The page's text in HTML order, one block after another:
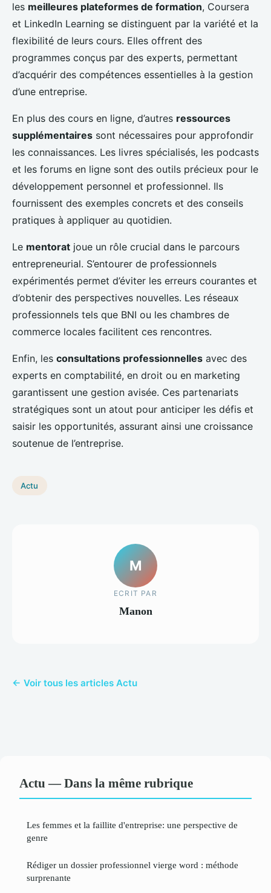
les meilleures plateformes de formation, Coursera
et LinkedIn Learning se distinguent par la variété et la
flexibilité de leurs cours. Elles offrent des
programmes conçus par des experts, permettant
d’acquérir des compétences essentielles à la gestion
d’une entreprise.
En plus des cours en ligne, d’autres ressources
supplémentaires sont nécessaires pour approfondir
les connaissances. Les livres spécialisés, les podcasts
et les forums en ligne sont des outils précieux pour le
développement personnel et professionnel. Ils
fournissent des exemples concrets et des conseils
pratiques à appliquer au quotidien.
Le mentorat joue un rôle crucial dans le parcours
entrepreneurial. S’entourer de professionnels
expérimentés permet d’éviter les erreurs courantes et
d’obtenir des perspectives nouvelles. Les réseaux
professionnels tels que BNI ou les chambres de
commerce locales facilitent ces rencontres.
Enfin, les consultations professionnelles avec des
experts en comptabilité, en droit ou en marketing
garantissent une gestion avisée. Ces partenariats
stratégiques sont un atout pour anticiper les défis et
saisir les opportunités, assurant ainsi une croissance
soutenue de l’entreprise.
Actu
M
ECRIT PAR
Manon
← Voir tous les articles Actu
Actu — Dans la même rubrique
Les femmes et la faillite d'entreprise: une perspective de
genre
Rédiger un dossier professionnel vierge word : méthode
surprenante